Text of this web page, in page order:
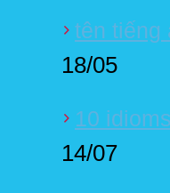
tên tiếng
18/05
10
14/07